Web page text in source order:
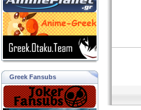
Greek Fansubs